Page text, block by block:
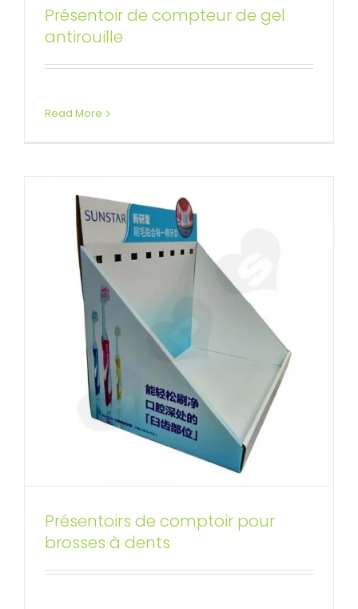
Présentoir de compteur de gel
antirouille
Read More
Présentoirs de comptoir pour
brosses à dents
Affichages de compteur personnalisés
Présentoirs de comptoir pour
brosses à dents
Boîte d’affichage de comptoir
de jouets
Affichages de compteur personnalisés